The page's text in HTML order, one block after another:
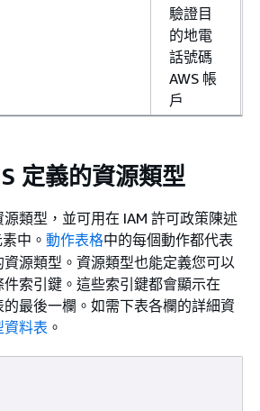
驗證目
的地電
話號碼
AWS 帳
戶
定義的資源類型
類型，並可用在 IAM 許可政策陳述
中。 動作表格中的每個動作都代表
源類型。資源類型也能定義您可以
索引鍵。這些索引鍵都會顯示在
的最後一欄。如需下表各欄的詳細資
資料表 。